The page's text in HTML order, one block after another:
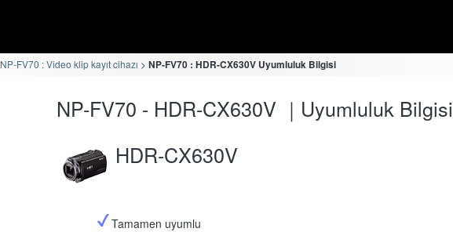
NP-FV70 : Video klip kayıt cihazı NP-FV70 : HDR-CX630V Uyumluluk Bilgisi
NP-FV70 - HDR-CX630V ｜Uyumluluk Bilgisi
HDR-CX630V
Tamamen uyumlu